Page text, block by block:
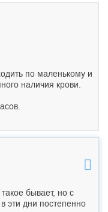
по маленькому и
наличия крови.
бывает, но с
эти дни постепенно